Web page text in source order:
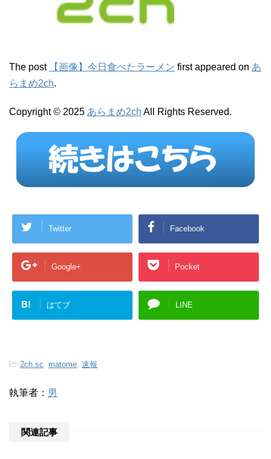
The post 【画像】今日食べたラーメン first appeared on あ
らまめ2ch.
Copyright © 2025 あらまめ2ch All Rights Reserved.
Twitter Facebook
Google+ Pocket
B! はてブ LINE
-2ch.sc matome 速報
執筆者： 男
関連記事